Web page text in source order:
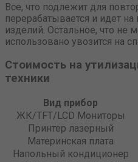
Все, что подлежит для
перерабатывается и идет
изделий. Остальное, что не
использовано увозится на
Стоимость на
техники
Вид прибор
ЖК/TFT/LCD Мониторы
Принтер лазерный
Материнская плата
Напольный кондиционер